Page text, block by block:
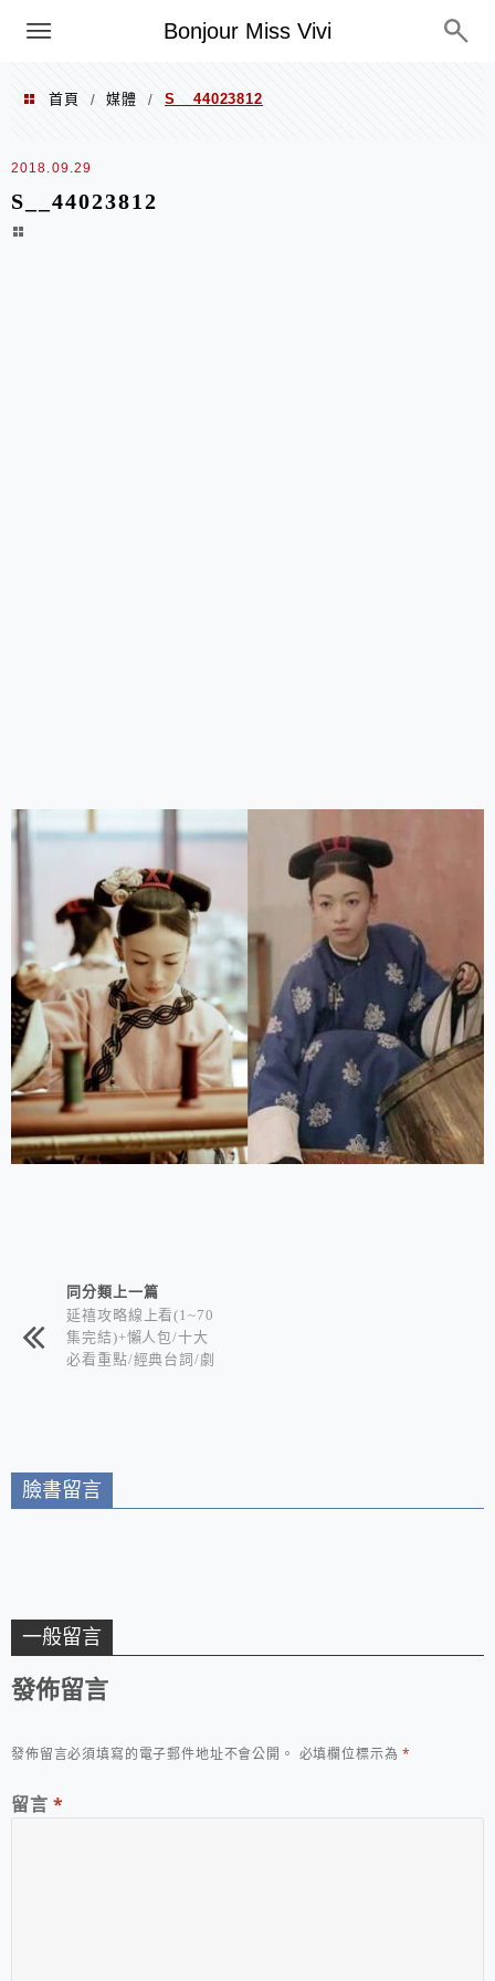
Bonjour Miss Vivi
選單
首頁 / 媒體 / S__44023812
2018.09.29
S__44023812
相連文章同分類上一篇
延禧攻略線上看(1~70
集完結)+懶人包/十大
必看重點/經典台詞/劇
臉書留言
一般留言
發佈留言
發佈留言必須填寫的電子郵件地址不會公開。 必填欄位標示為*
留言 *